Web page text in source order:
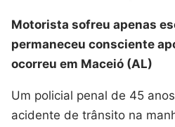
Motorista sofreu apenas
permaneceu consciente
ocorreu em Maceió (AL)
Um policial penal de 45
acidente de trânsito na